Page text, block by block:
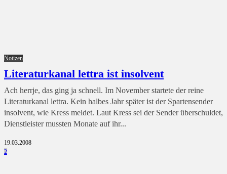
Notizen
Literaturkanal lettra ist insolvent
Ach herrje, das ging ja schnell. Im November startete der reine
Literaturkanal lettra. Kein halbes Jahr später ist der Spartensender
insolvent, wie Kress meldet. Laut Kress sei der Sender überschuldet,
Dienstleister mussten Monate auf ihr...
19.03.2008
2